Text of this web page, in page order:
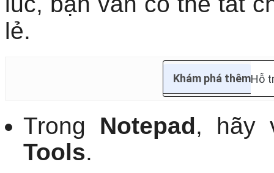
Notepad, hãy
Trong các ứng dụng